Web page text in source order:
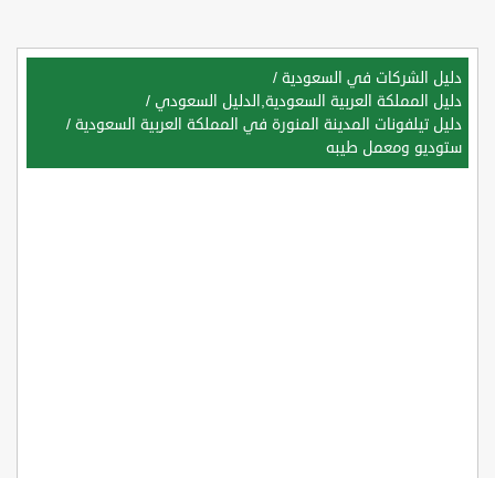
دليل الشركات في السعودية /
دليل المملكة العربية السعودية,الدليل السعودي /
دليل تيلفونات المدينة المنورة في المملكة العربية السعودية /
ستوديو ومعمل طيبه